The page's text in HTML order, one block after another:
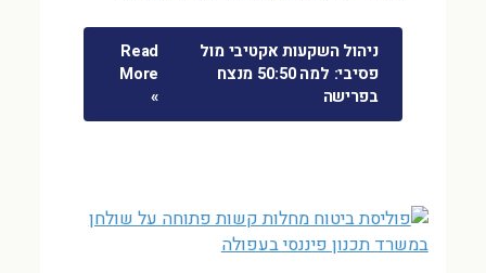
ניהול השקעות אקטיבי מול
פסיבי: למה 50:50 מנצח
בפרישה
Read
More
»